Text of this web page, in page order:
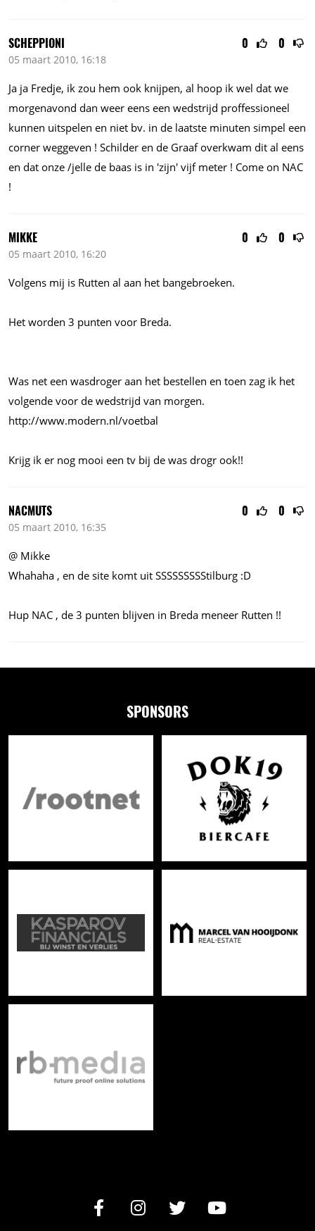
0 0
SCHEPPIONI
05 maart 2010, 16:18
Ja ja Fredje, ik zou hem ook knijpen, al hoop ik wel dat we
morgenavond dan weer eens een wedstrijd proffessioneel
kunnen uitspelen en niet bv. in de laatste minuten simpel een
corner weggeven ! Schilder en de Graaf overkwam dit al eens
en dat onze /jelle de baas is in 'zijn' vijf meter ! Come on NAC
!
0 0
MIKKE
05 maart 2010, 16:20
Volgens mij is Rutten al aan het bangebroeken.
Het worden 3 punten voor Breda.
Was net een wasdroger aan het bestellen en toen zag ik het
volgende voor de wedstrijd van morgen.
http://www.modern.nl/voetbal
Krijg ik er nog mooi een tv bij de was drogr ook!!
0 0
NACMUTS
05 maart 2010, 16:35
@ Mikke
Whahaha , en de site komt uit SSSSSSSSStilburg :D
Hup NAC , de 3 punten blijven in Breda meneer Rutten !!
SPONSORS